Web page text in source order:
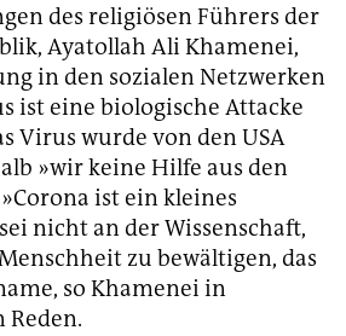
des religiösen Führers der
Ayatollah Ali Khamenei,
in den sozialen Netzwerken
ist eine biologische Attacke
Virus wurde von den USA
»wir keine Hilfe aus den
ist ein kleines
nicht an der Wissenschaft,
zu bewältigen, das
so Khamenei in